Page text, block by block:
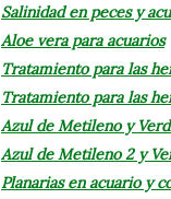
Salinidad en peces y
Aloe vera para acuarios
Tratamiento para las
Tratamiento para las
Azul de Metileno y
Azul de Metileno 2 y
Planarias en acuario y